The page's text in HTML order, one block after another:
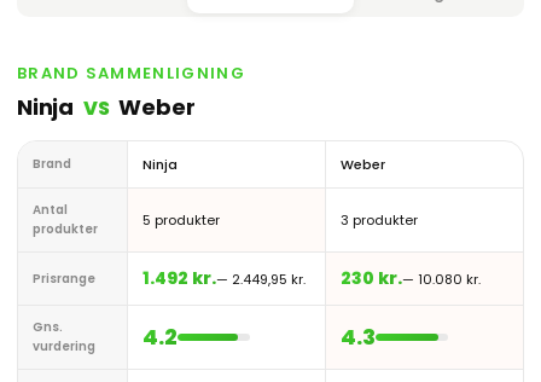
BRAND SAMMENLIGNING
Ninja VS Weber
Brand Ninja Weber
Antal
produkter
5 produkter 3 produkter
Prisrange 1.492 kr.— 2.449,95 kr. 230 kr.— 10.080 kr.
Gns.
vurdering
4.2 4.3